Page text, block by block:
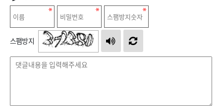
스팸방지